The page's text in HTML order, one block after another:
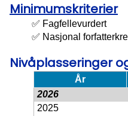
Minimumskriterier
✅ Fagfellevurdert
✅ Nasjonal
Nivåplasseringer
År
2026
2025